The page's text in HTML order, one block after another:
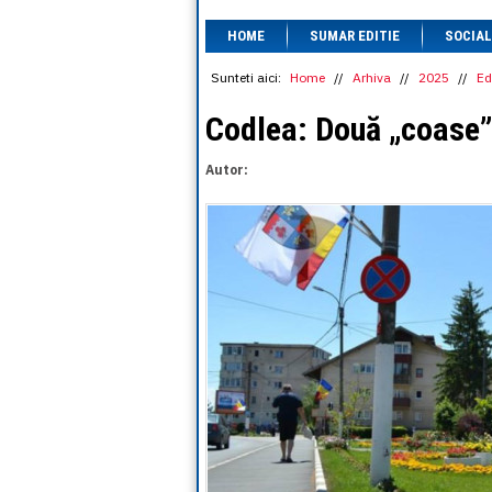
HOME SUMAR EDITIE SOCIAL
Sunteti aici: Home // Arhiva // 2025 //
Codlea: Două
Autor: